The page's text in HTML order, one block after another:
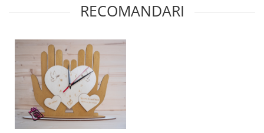
RECOMANDARI